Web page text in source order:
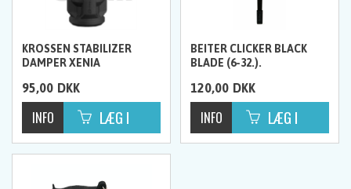
KROSSEN STABILIZER
DAMPER XENIA
95,00 DKK
BEITER CLICKER BLACK
BLADE (6-32.).
120,00 DKK